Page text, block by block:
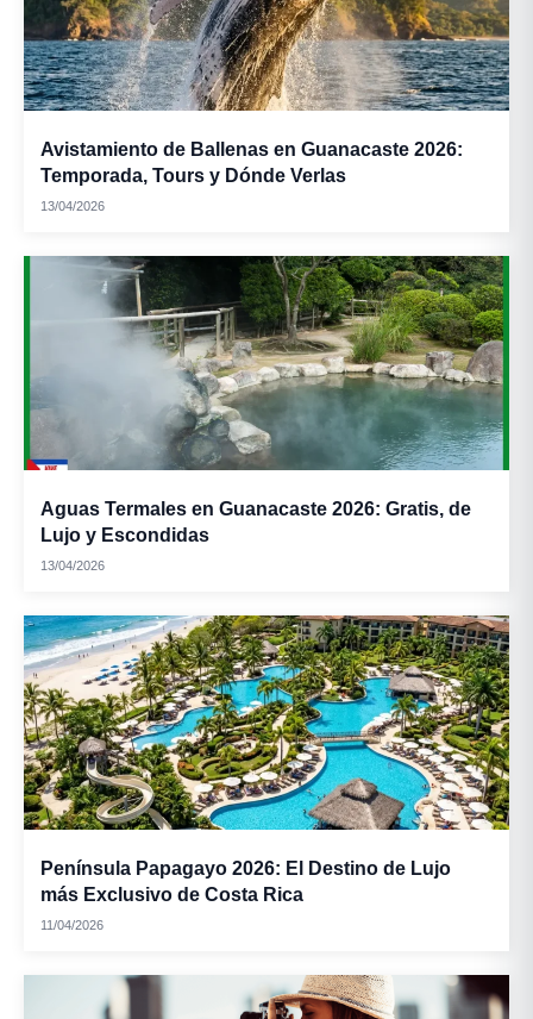
Arroz de maíz:
Mazamorra:
Tamales de
cerdo:
Avistamiento de Ballenas en Guanacaste 2026:
Temporada, Tours y Dónde Verlas
13/04/2026
Aguas Termales en Guanacaste 2026: Gratis, de
Lujo y Escondidas
13/04/2026
Península Papagayo 2026: El Destino de Lujo
más Exclusivo de Costa Rica
11/04/2026